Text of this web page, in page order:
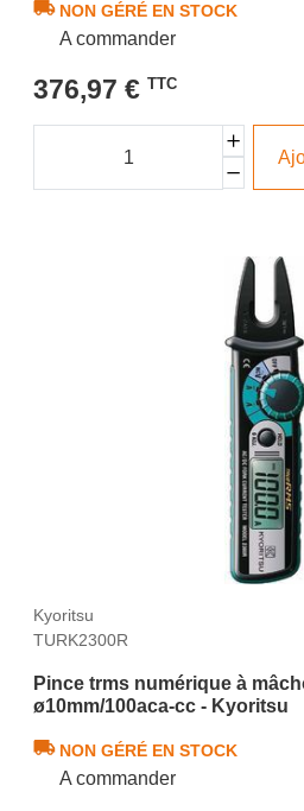
NON GÉRÉ EN STOCK
A commander
376,97 € TTC
Kyoritsu
TURK2300R
Pince trms numérique à
ø10mm/100aca-cc - Kyoritsu
NON GÉRÉ EN STOCK
A commander